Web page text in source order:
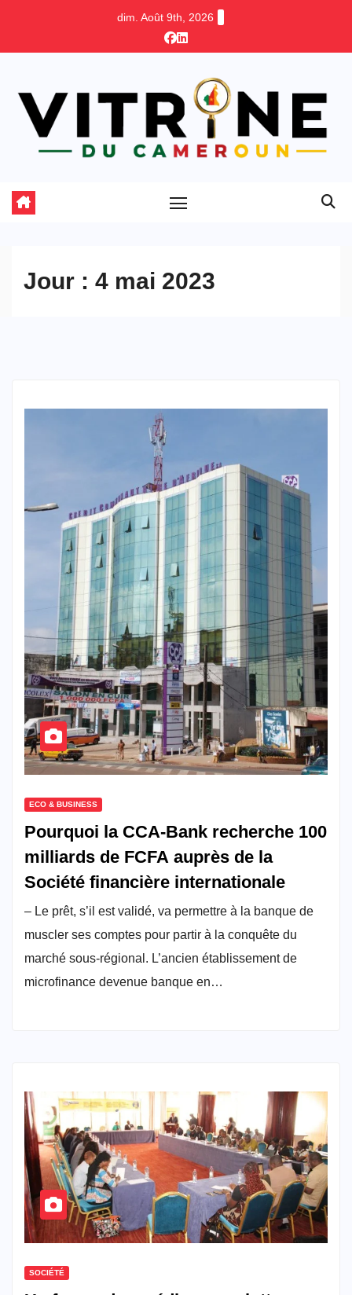
dim. Août 9th, 2026
Jour : 4 mai 2023
ECO & BUSINESS
Pourquoi la CCA-Bank recherche 100
milliards de FCFA auprès de la
Société financière internationale
– Le prêt, s’il est validé, va permettre à la banque de
muscler ses comptes pour partir à la conquête du
marché sous-régional. L’ancien établissement de
microfinance devenue banque en…
SOCIÉTÉ